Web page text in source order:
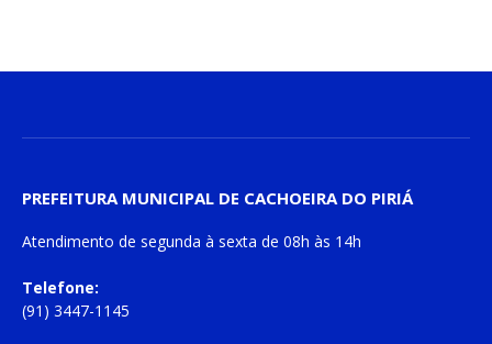
PREFEITURA MUNICIPAL DE CACHOEIRA DO PIRIÁ
Atendimento de segunda à sexta de 08h às 14h
Telefone:
(91) 3447-1145